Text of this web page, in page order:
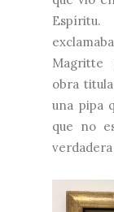
Magritte
obra
una pipa
que no
verdadera